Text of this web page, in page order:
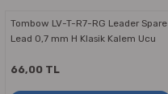
Tombow LV-T-R7-RG Leader Spare
Lead 0,7 mm H Klasik Kalem Ucu
66,00 TL